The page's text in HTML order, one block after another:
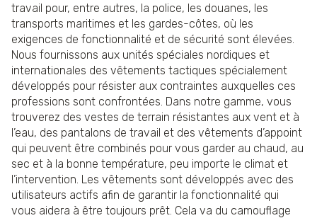
travail pour, entre autres, la police, les douanes, les
transports maritimes et les gardes-côtes, où les
exigences de fonctionnalité et de sécurité sont élevées.
Nous fournissons aux unités spéciales nordiques et
internationales des vêtements tactiques spécialement
développés pour résister aux contraintes auxquelles ces
professions sont confrontées. Dans notre gamme, vous
trouverez des vestes de terrain résistantes aux vent et à
l’eau, des pantalons de travail et des vêtements d’appoint
qui peuvent être combinés pour vous garder au chaud, au
sec et à la bonne température, peu importe le climat et
l’intervention. Les vêtements sont développés avec des
utilisateurs actifs afin de garantir la fonctionnalité qui
vous aidera à être toujours prêt. Cela va du camouflage